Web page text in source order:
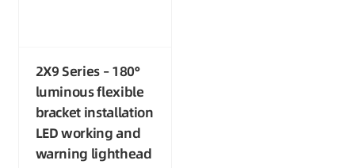
2X9 Series – 180°
luminous flexible
bracket installation
LED working and
warning lighthead